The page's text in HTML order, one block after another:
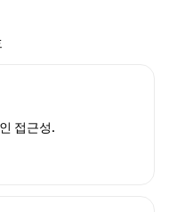
접근성.